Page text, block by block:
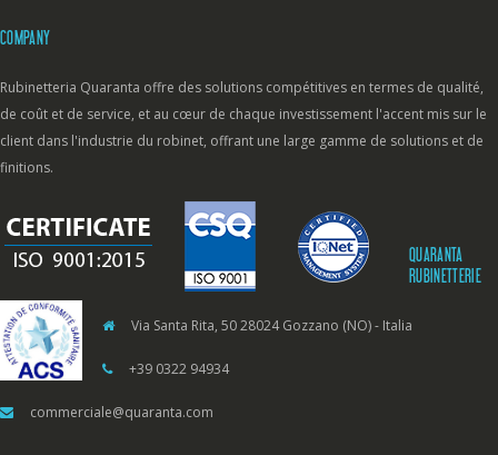
COMPANY
Rubinetteria Quaranta offre des solutions compétitives en termes de qualité,
de coût et de service, et au cœur de chaque investissement l'accent mis sur le
client dans l'industrie du robinet, offrant une large gamme de solutions et de
finitions.
QUARANTA
RUBINETTERIE
Via Santa Rita, 50 28024 Gozzano (NO) - Italia
+39 0322 94934
commerciale@quaranta.com